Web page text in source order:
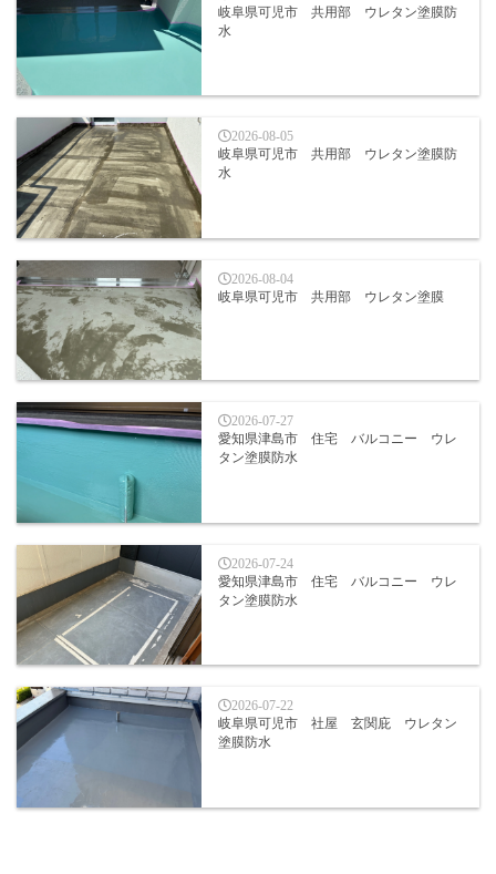
岐阜県可児市 共用部 ウレタン塗膜防
水
2026-08-05
岐阜県可児市 共用部 ウレタン塗膜防
水
2026-08-04
岐阜県可児市 共用部 ウレタン塗膜
2026-07-27
愛知県津島市 住宅 バルコニー ウレ
タン塗膜防水
2026-07-24
愛知県津島市 住宅 バルコニー ウレ
タン塗膜防水
2026-07-22
岐阜県可児市 社屋 玄関庇 ウレタン
塗膜防水